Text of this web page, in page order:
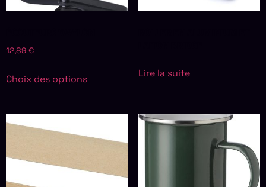
12,89 €
Choix des options Lire la suite